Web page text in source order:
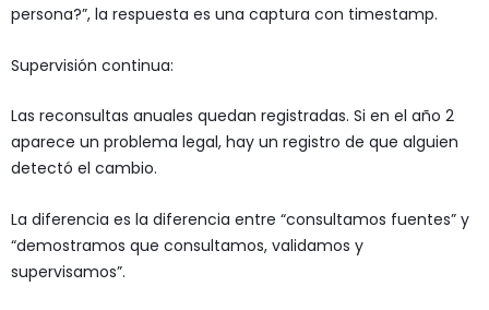
persona?”, la respuesta es una captura con timestamp.
Supervisión continua:
Las reconsultas anuales quedan registradas. Si en el año 2
aparece un problema legal, hay un registro de que alguien
detectó el cambio.
La diferencia es la diferencia entre “consultamos fuentes” y
“demostramos que consultamos, validamos y
supervisamos”.